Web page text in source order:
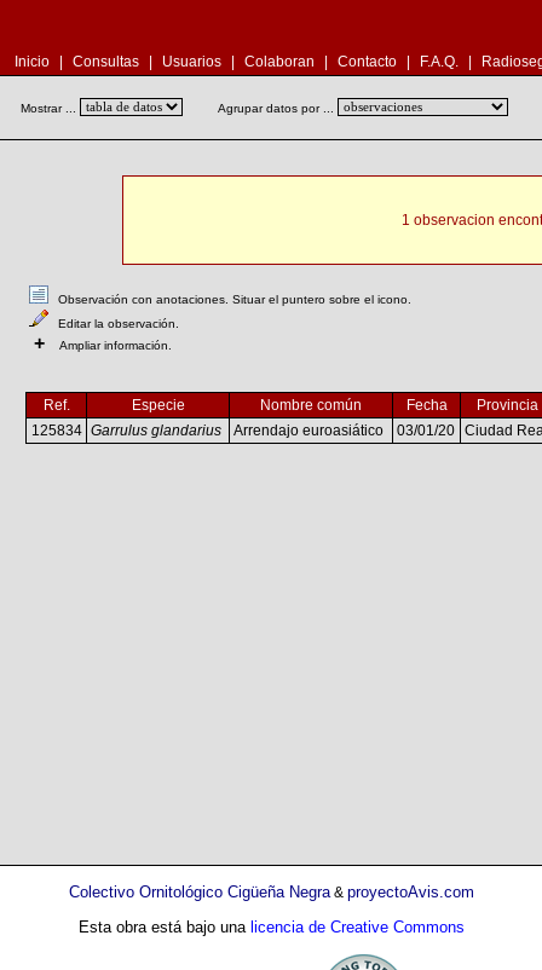
Inicio Consultas Usuarios Colaboran Contacto F.A.Q.
Mostrar ... Agrupar datos por ...
1 observacion
Observación con anotaciones. Situar el puntero sobre el icono.
Editar la observación.
+ Ampliar información.
Ref. Especie Nombre común Fecha
Provincia
125834 Garrulus glandarius Arrendajo euroasiático 03/01/20 Ciudad
Colectivo Ornitológico Cigüeña Negra& proyectoAvis.com
Esta obra está bajo una licencia de Creative Commons